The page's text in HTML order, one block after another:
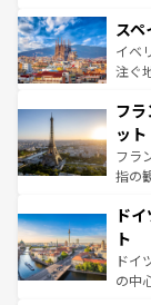
ろん
景な
ピザ
ませ
なお
しい
スペ
イベ
注ぐ
文化
れる
る。
アー
せる
ンテ
フ
ット
フラ
指の
で、
聖堂
から
れ、
ド
ト
ドイ
の中